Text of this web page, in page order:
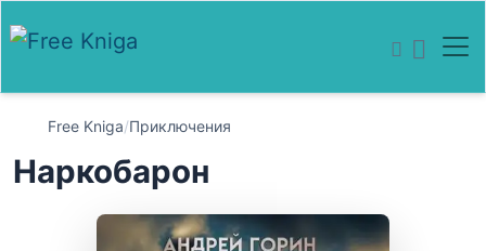
Free Kniga/Приключения
Наркобарон